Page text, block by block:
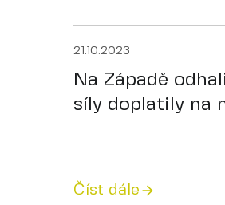
21.10.2023
Na Západě
síly doplatily na
Číst dále